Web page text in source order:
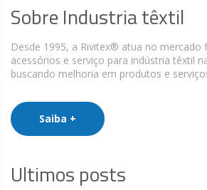
Sobre Industria têxtil
Desde 1995, a Rivitex® atua no mercado
acessórios e serviço para indústria têxtil
buscando melhoria em produtos e
Saiba +
Ultimos posts